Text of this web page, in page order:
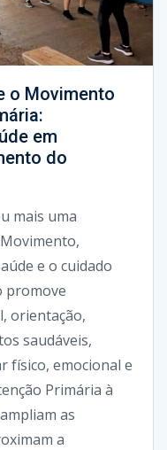
o Movimento
em
do
mais uma
e o cuidado
promove
orientação,
saudáveis,
físico, emocional e
Primária à
as
a